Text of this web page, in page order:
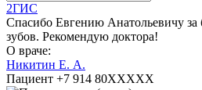
2ГИС
Спасибо Евгению Анатольевичу за
зубов. Рекомендую доктора!
О враче:
Никитин Е. А.
Пациент +7 914 80XXXXX